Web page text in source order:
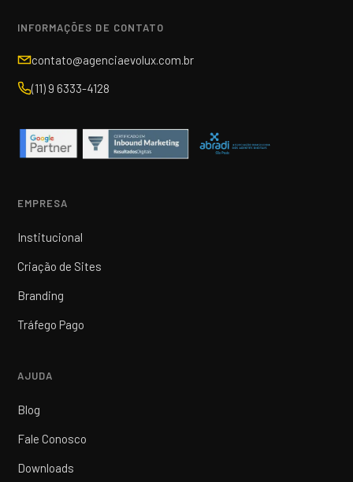
INFORMAÇÕES DE CONTATO
contato@agenciaevolux.com.br
(11) 9 6333-4128
EMPRESA
Institucional
Criação de Sites
Branding
Tráfego Pago
AJUDA
Blog
Fale Conosco
Downloads